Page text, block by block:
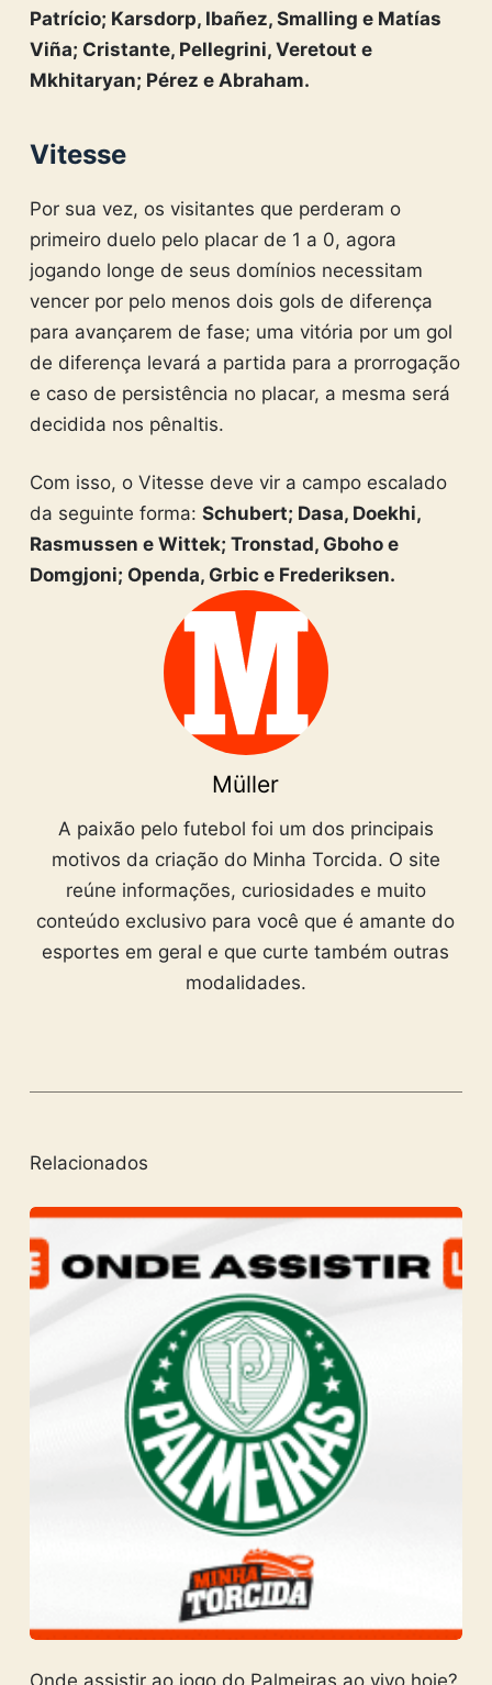
Patrício; Karsdorp, Ibañez, Smalling e Matías
Viña; Cristante, Pellegrini, Veretout e
Mkhitaryan; Pérez e Abraham.
Vitesse
Por sua vez, os visitantes que perderam o
primeiro duelo pelo placar de 1 a 0, agora
jogando longe de seus domínios necessitam
vencer por pelo menos dois gols de diferença
para avançarem de fase; uma vitória por um gol
de diferença levará a partida para a prorrogação
e caso de persistência no placar, a mesma será
decidida nos pênaltis.
Com isso, o Vitesse deve vir a campo escalado
da seguinte forma: Schubert; Dasa, Doekhi,
Rasmussen e Wittek; Tronstad, Gboho e
Domgjoni; Openda, Grbic e Frederiksen.
Müller
A paixão pelo futebol foi um dos principais
motivos da criação do Minha Torcida. O site
reúne informações, curiosidades e muito
conteúdo exclusivo para você que é amante do
esportes em geral e que curte também outras
modalidades.
Relacionados